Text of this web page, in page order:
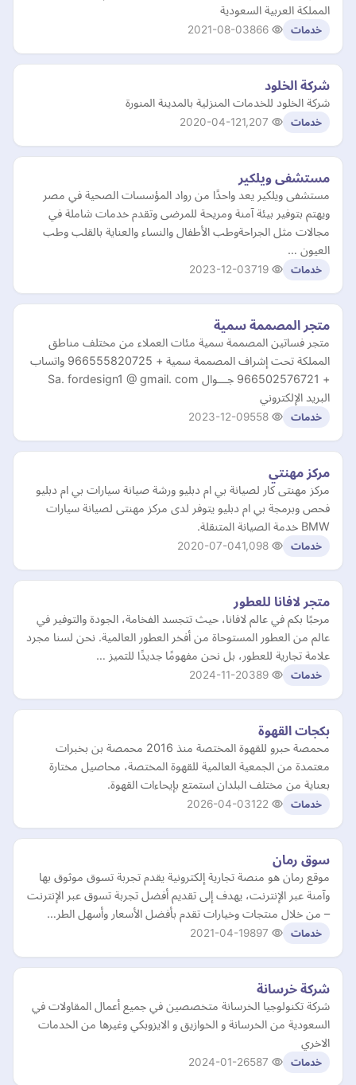
المملكة العربية السعودية
خدمات 2021-08-03
شركة الخلود
شركة الخلود للخدمات المنزلية بالمدينة المنورة
خدمات 2020-04-12
مستشفى ويلكير
مستشفى ويلكير يعد واحدًا من رواد المؤسسات الصحية في مصر
ويهتم بتوفير بيئة آمنة ومريحة للمرضى وتقدم خدمات شاملة في
مجالات مثل الجراحةوطب الأطفال والنساء والعناية بالقلب وطب
العيون …
خدمات 2023-12-03
متجر المصممة سمية
متجر فساتين المصممة سمية مئات العملاء من مختلف مناطق
المملكة تحت إشراف المصممة سمية + 966555820725 واتساب
+ 966502576721 جـــوال Sa. fordesign1 @ gmail. com
البريد الإلكتروني
خدمات 2023-12-09
مركز مهنتي
مركز مهنتى كار لصيانة بي ام دبليو ورشة صيانة سيارات بي ام دبليو
فحص وبرمجة بي ام دبليو يتوفر لدى مركز مهنتى لصيانة سيارات
BMW خدمة الصيانة المتنقلة.
خدمات 2020-07-04
متجر لافانا للعطور
مرحبًا بكم في عالم لافانا، حيث تتجسد الفخامة، الجودة والتوفير في
عالم من العطور المستوحاة من أفخر العطور العالمية. نحن لسنا مجرد
علامة تجارية للعطور، بل نحن مفهومًا جديدًا للتميز …
خدمات 2024-11-20
بكجات القهوة
محمصة حبرو للقهوة المختصة منذ 2016 محمصة بن بخبرات
معتمدة من الجمعية العالمية للقهوة المختصة، محاصيل مختارة
بعناية من مختلف البلدان استمتع بإيحاءات القهوة.
خدمات 2026-04-03
سوق رمان
موقع رمان هو منصة تجارية إلكترونية يقدم تجربة تسوق موثوق بها
وآمنة عبر الإنترنت، يهدف إلى تقديم أفضل تجربة تسوق عبر الإنترنت
– من خلال منتجات وخيارات تقدم بأفضل الأسعار وأسهل الطر…
خدمات 2021-04-19
شركة خرسانة
شركة تكنولوجيا الخرسانة متخصصين في جميع أعمال المقاولات في
السعودية من الخرسانة و الخوازيق و الايزوبكي وغيرها من الخدمات
الاخري
خدمات 2024-01-26